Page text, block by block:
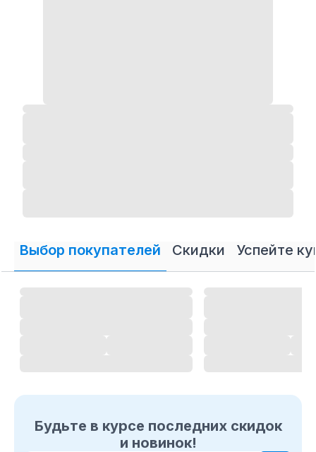
Выбор покупателей Скидки Успейте
Будьте в курсе последних скидок
и новинок!